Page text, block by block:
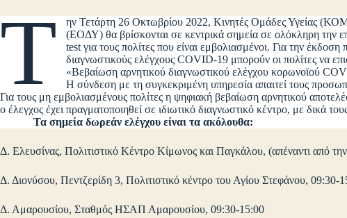
Τ
ην Τετάρτη 26 Οκτωβρίου 2022, Κινητές Ομάδες Υγείας
(ΕΟΔΥ) θα βρίσκονται σε κεντρικά σημεία σε ολόκληρη την
test για τους πολίτες που είναι εμβολιασμένοι. Για την έκδοση
διαγνωστικούς ελέγχους COVID-19 μπορούν οι πολίτες να
«Βεβαίωση αρνητικού διαγνωστικού ελέγχου κορωνοϊού
Η σύνδεση με τη συγκεκριμένη υπηρεσία απαιτεί τους
Για τους μη εμβολιασμένους πολίτες η ψηφιακή βεβαίωση αρνητικού
ο έλεγχος έχει πραγματοποιηθεί σε ιδιωτικό διαγνωστικό κέντρο, με δικά
Τα σημεία δωρεάν ελέγχου είναι τα ακόλουθα:
Δ. Ελευσίνας, Πολιτιστικό Κέντρο Κίμωνος και Παγκάλου, (απέναντι από
Δ. Διονύσου, Πεντζερίδη 3, Πολιτιστικό κέντρο του Αγίου Στεφάνου, 09:30-
Δ. Αμαρουσίου, Σταθμός ΗΣΑΠ Αμαρουσίου, 09:30-15:00